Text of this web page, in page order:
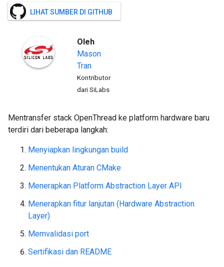
LIHAT SUMBER DI GITHUB
Oleh
Mason
Tran
Kontributor
dari SiLabs
Mentransfer stack OpenThread ke platform hardware baru
terdiri dari beberapa langkah:
Menyiapkan lingkungan build
Menentukan Aturan CMake
Menerapkan Platform Abstraction Layer API
Menerapkan fitur lanjutan (Hardware Abstraction
Layer)
Memvalidasi port
Sertifikasi dan README